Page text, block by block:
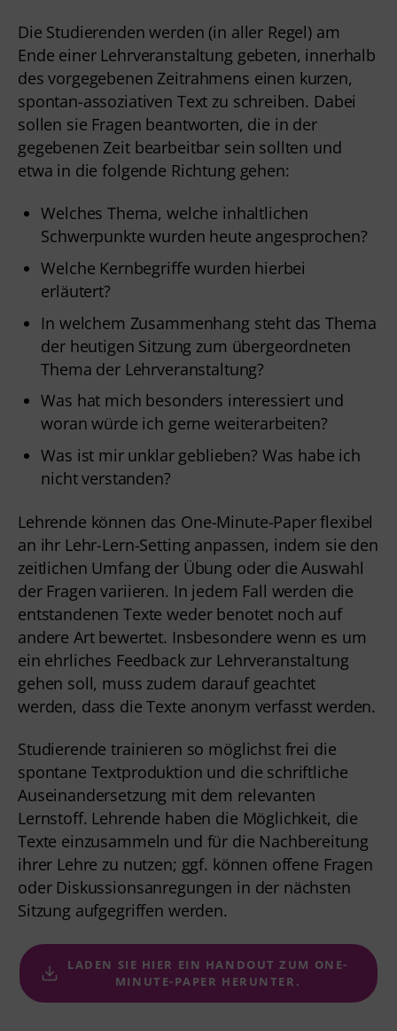
Die Studierenden werden (in aller Regel) am
Ende einer Lehrveranstaltung gebeten, innerhalb
des vorgegebenen Zeitrahmens einen kurzen,
spontan-assoziativen Text zu schreiben. Dabei
sollen sie Fragen beantworten, die in der
gegebenen Zeit bearbeitbar sein sollten und
etwa in die folgende Richtung gehen:
Welches Thema, welche inhaltlichen
Schwerpunkte wurden heute angesprochen?
Welche Kernbegriffe wurden hierbei
erläutert?
In welchem Zusammenhang steht das Thema
der heutigen Sitzung zum übergeordneten
Thema der Lehrveranstaltung?
Was hat mich besonders interessiert und
woran würde ich gerne weiterarbeiten?
Was ist mir unklar geblieben? Was habe ich
nicht verstanden?
Lehrende können das One-Minute-Paper flexibel
an ihr Lehr-Lern-Setting anpassen, indem sie den
zeitlichen Umfang der Übung oder die Auswahl
der Fragen variieren. In jedem Fall werden die
entstandenen Texte weder benotet noch auf
andere Art bewertet. Insbesondere wenn es um
ein ehrliches Feedback zur Lehrveranstaltung
gehen soll, muss zudem darauf geachtet
werden, dass die Texte anonym verfasst werden.
Studierende trainieren so möglichst frei die
spontane Textproduktion und die schriftliche
Auseinandersetzung mit dem relevanten
Lernstoff. Lehrende haben die Möglichkeit, die
Texte einzusammeln und für die Nachbereitung
ihrer Lehre zu nutzen; ggf. können offene Fragen
oder Diskussionsanregungen in der nächsten
Sitzung aufgegriffen werden.
LADEN SIE HIER EIN HANDOUT ZUM ONE-
MINUTE-PAPER HERUNTER.